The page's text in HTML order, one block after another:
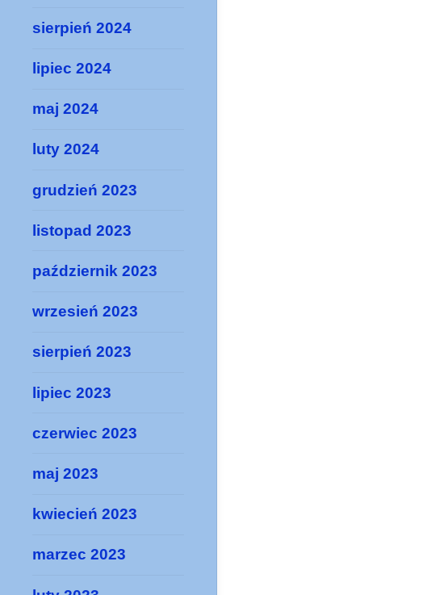
sierpień 2024
lipiec 2024
maj 2024
luty 2024
grudzień 2023
listopad 2023
październik 2023
wrzesień 2023
sierpień 2023
lipiec 2023
czerwiec 2023
maj 2023
kwiecień 2023
marzec 2023